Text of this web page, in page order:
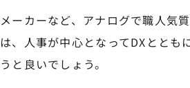
メーカーなど、アナログで職人気
は、人事が中心となってDXととも
うと良いでしょう。